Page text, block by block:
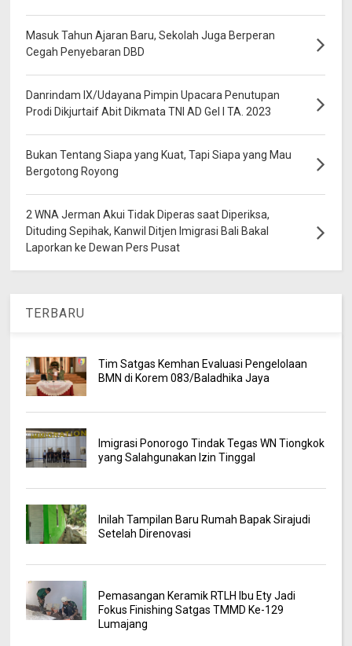
Masuk Tahun Ajaran Baru, Sekolah Juga Berperan
Cegah Penyebaran DBD
Danrindam IX/Udayana Pimpin Upacara Penutupan
Prodi Dikjurtaif Abit Dikmata TNI AD Gel I TA. 2023
Bukan Tentang Siapa yang Kuat, Tapi Siapa yang Mau
Bergotong Royong
2 WNA Jerman Akui Tidak Diperas saat Diperiksa,
Dituding Sepihak, Kanwil Ditjen Imigrasi Bali Bakal
Laporkan ke Dewan Pers Pusat
TERBARU
Tim Satgas Kemhan Evaluasi Pengelolaan
BMN di Korem 083/Baladhika Jaya
Imigrasi Ponorogo Tindak Tegas WN Tiongkok
yang Salahgunakan Izin Tinggal
Inilah Tampilan Baru Rumah Bapak Sirajudi
Setelah Direnovasi
Pemasangan Keramik RTLH Ibu Ety Jadi
Fokus Finishing Satgas TMMD Ke-129
Lumajang